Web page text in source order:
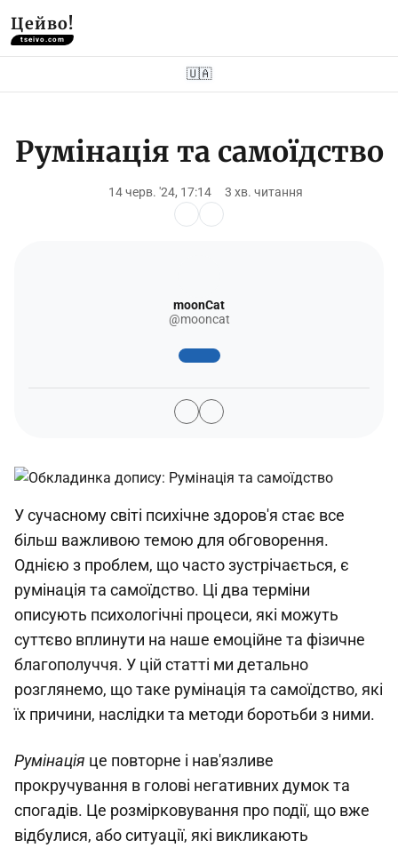
Цейво!
tseivo.com
🇺🇦
Румінація та самоїдство
14 черв. '24, 17:14 3 хв. читання
moonCat
@mooncat
У сучасному світі психічне здоров'я стає все
більш важливою темою для обговорення.
Однією з проблем, що часто зустрічається, є
румінація та самоїдство. Ці два терміни
описують психологічні процеси, які можуть
суттєво вплинути на наше емоційне та фізичне
благополуччя. У цій статті ми детально
розглянемо, що таке румінація та самоїдство, які
їх причини, наслідки та методи боротьби з ними.
Румінація це повторне і нав'язливе
прокручування в голові негативних думок та
спогадів. Це розмірковування про події, що вже
відбулися, або ситуації, які викликають